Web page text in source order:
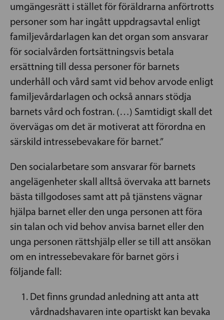
umgängesrätt i stället för föräldrarna anförtrotts
personer som har ingått uppdragsavtal enligt
familjevårdarlagen kan det organ som ansvarar
för socialvården fortsättningsvis betala
ersättning till dessa personer för barnets
underhåll och vård samt vid behov arvode enligt
familjevårdarlagen och också annars stödja
barnets vård och fostran. (…) Samtidigt skall det
övervägas om det är motiverat att förordna en
särskild intressebevakare för barnet.”
Den socialarbetare som ansvarar för barnets
angelägenheter skall alltså övervaka att barnets
bästa tillgodoses samt att på tjänstens vägnar
hjälpa barnet eller den unga personen att föra
sin talan och vid behov anvisa barnet eller den
unga personen rättshjälp eller se till att ansökan
om en intressebevakare för barnet görs i
följande fall:
Det finns grundad anledning att anta att
vårdnadshavaren inte opartiskt kan bevaka